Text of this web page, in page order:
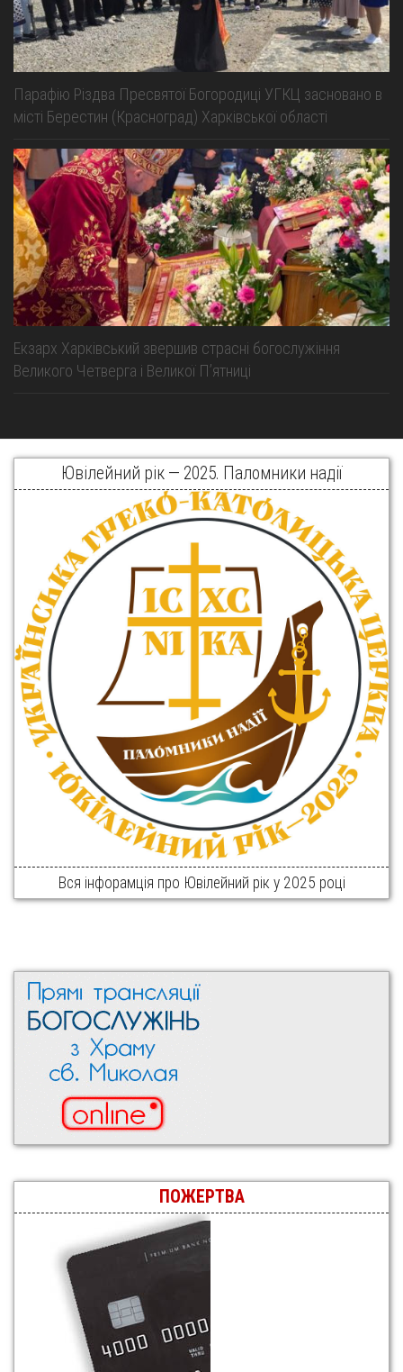
Парафію Різдва Пресвятої Богородиці УГКЦ засновано в
місті Берестин (Красноград) Харківської області
Екзарх Харківський звершив страсні богослужіння
Великого Четверга і Великої Пʼятниці
Ювілейний рік — 2025. Паломники надії
Вся інфорамція про Ювілейний рік у 2025 році
ПОЖЕРТВА